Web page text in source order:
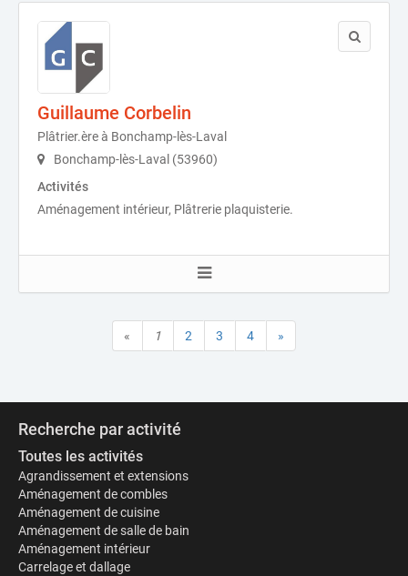
Guillaume Corbelin
Plâtrier.ère à Bonchamp-lès-Laval
Bonchamp-lès-Laval (53960)
Activités
Aménagement intérieur, Plâtrerie plaquisterie.
« 1 2 3 4 »
Recherche par activité
Toutes les activités
Agrandissement et extensions
Aménagement de combles
Aménagement de cuisine
Aménagement de salle de bain
Aménagement intérieur
Carrelage et dallage